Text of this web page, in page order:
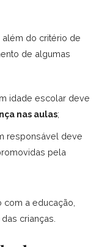
além do critério de
de algumas
idade escolar deve
nas aulas;
responsável deve
pela
a educação,
crianças.